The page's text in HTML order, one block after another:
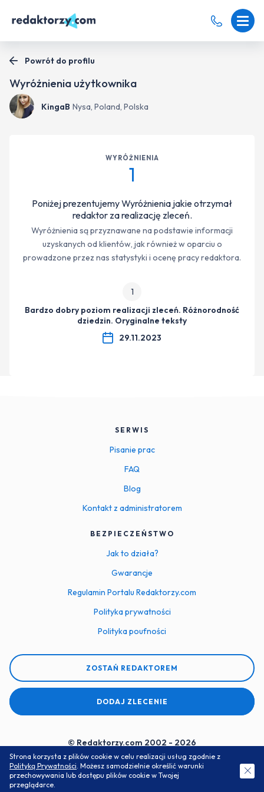
Wyróżnienia użytkownika
KingaB Nysa, Poland, Polska
Powrót do profilu
WYRÓŻNIENIA
1
Poniżej prezentujemy Wyróżnienia jakie otrzymał
redaktor za realizację zleceń.
Wyróżnienia są przyznawane na podstawie informacji
uzyskanych od klientów, jak również w oparciu o
prowadzone przez nas statystyki i ocenę pracy redaktora.
1
Bardzo dobry poziom realizacji zleceń. Różnorodność
dziedzin. Oryginalne teksty
29.11.2023
SERWIS
Pisanie prac
FAQ
Blog
Kontakt z administratorem
BEZPIECZEŃSTWO
Jak to działa?
Gwarancje
Regulamin Portalu Redaktorzy.com
Polityka prywatności
Polityka poufności
ZOSTAŃ REDAKTOREM
DODAJ ZLECENIE
© Redaktorzy.com 2002 - 2026
Serwis do zamawiania prac dyplomowych i zaliczeniowych
ZAMÓW DARMOWĄ WYCENĘ
Strona korzysta z plików cookie w celu realizacji usług zgodnie z
Polityką Prywatności. Możesz samodzielnie określić warunki
przechowywania lub dostępu plików cookie w Twojej
przeglądarce.